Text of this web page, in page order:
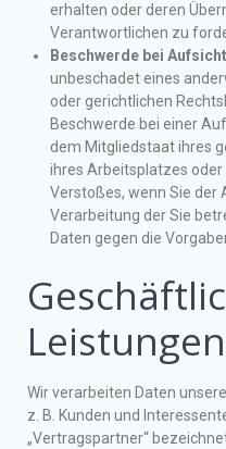
erhalten oder deren
Verantwortlichen zu
Beschwerde bei
unbeschadet eines
oder gerichtlichen
Beschwerde bei einer
dem Mitgliedstaat ihres
ihres Arbeitsplatzes
Verstoßes, wenn Sie der
Verarbeitung der Sie
Daten gegen die
Leistungen
Wir verarbeiten Daten
z. B. Kunden und
„Vertragspartner“